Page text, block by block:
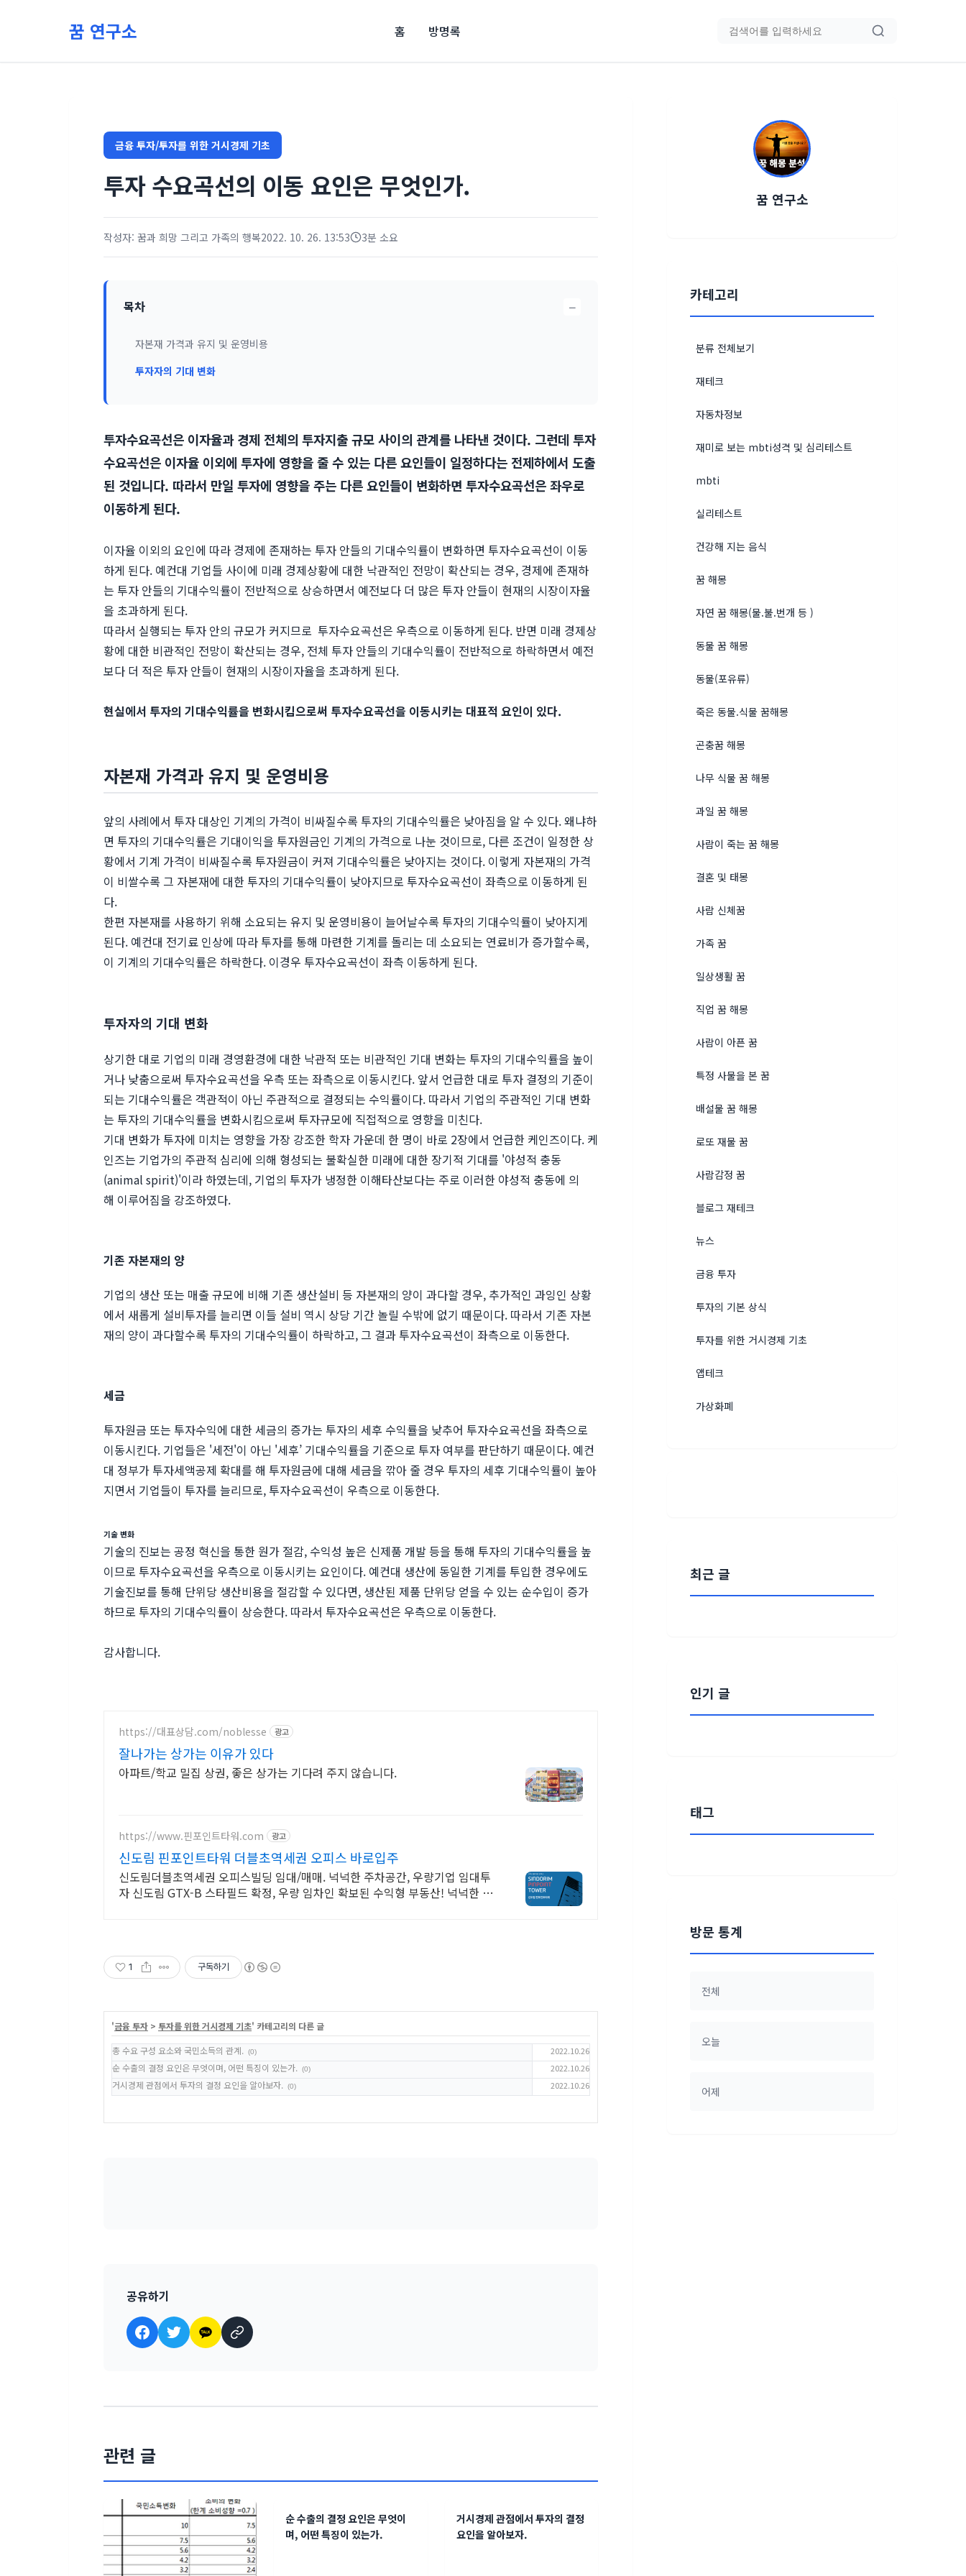
꿈 연구소 홈 방명록 블로그 검색
금융 투자/투자를 위한 거시경제 기초
투자 수요곡선의 이동 요인은 무엇인가.
작성자: 꿈과 희망 그리고 가족의 행복2022. 10. 26. 13:53 3분 소요
목차 −
자본재 가격과 유지 및 운영비용
투자자의 기대 변화
투자수요곡선은 이자율과 경제 전체의 투자지출 규모 사이의 관계를 나타낸 것이다. 그런데 투자
수요곡선은 이자율 이외에 투자에 영향을 줄 수 있는 다른 요인들이 일정하다는 전제하에서 도출
된 것입니다. 따라서 만일 투자에 영향을 주는 다른 요인들이 변화하면 투자수요곡선은 좌우로
이동하게 된다.
이자율 이외의 요인에 따라 경제에 존재하는 투자 안들의 기대수익률이 변화하면 투자수요곡선이 이동
하게 된다. 예컨대 기업들 사이에 미래 경제상황에 대한 낙관적인 전망이 확산되는 경우, 경제에 존재하
는 투자 안들의 기대수익률이 전반적으로 상승하면서 예전보다 더 많은 투자 안들이 현재의 시장이자율
을 초과하게 된다.
따라서 실행되는 투자 안의 규모가 커지므로 투자수요곡선은 우측으로 이동하게 된다. 반면 미래 경제상
황에 대한 비관적인 전망이 확산되는 경우, 전체 투자 안들의 기대수익률이 전반적으로 하락하면서 예전
보다 더 적은 투자 안들이 현재의 시장이자율을 초과하게 된다.
현실에서 투자의 기대수익률을 변화시킴으로써 투자수요곡선을 이동시키는 대표적 요인이 있다.
자본재 가격과 유지 및 운영비용
앞의 사례에서 투자 대상인 기계의 가격이 비싸질수록 투자의 기대수익률은 낮아짐을 알 수 있다. 왜냐하
면 투자의 기대수익률은 기대이익을 투자원금인 기계의 가격으로 나눈 것이므로, 다른 조건이 일정한 상
황에서 기계 가격이 비싸질수록 투자원금이 커져 기대수익률은 낮아지는 것이다. 이렇게 자본재의 가격
이 비쌀수록 그 자본재에 대한 투자의 기대수익률이 낮아지므로 투자수요곡선이 좌측으로 이동하게 된
다.
한편 자본재를 사용하기 위해 소요되는 유지 및 운영비용이 늘어날수록 투자의 기대수익률이 낮아지게
된다. 예컨대 전기료 인상에 따라 투자를 통해 마련한 기계를 돌리는 데 소요되는 연료비가 증가할수록,
이 기계의 기대수익률은 하락한다. 이경우 투자수요곡선이 좌측 이동하게 된다.
투자자의 기대 변화
상기한 대로 기업의 미래 경영환경에 대한 낙관적 또는 비관적인 기대 변화는 투자의 기대수익률을 높이
거나 낮춤으로써 투자수요곡선을 우측 또는 좌측으로 이동시킨다. 앞서 언급한 대로 투자 결정의 기준이
되는 기대수익률은 객관적이 아닌 주관적으로 결정되는 수익률이다. 따라서 기업의 주관적인 기대 변화
는 투자의 기대수익률을 변화시킴으로써 투자규모에 직접적으로 영향을 미친다.
기대 변화가 투자에 미치는 영향을 가장 강조한 학자 가운데 한 명이 바로 2장에서 언급한 케인즈이다. 케
인즈는 기업가의 주관적 심리에 의해 형성되는 불확실한 미래에 대한 장기적 기대를 '야성적 충동
(animal spirit)'이라 하였는데, 기업의 투자가 냉정한 이해타산보다는 주로 이러한 야성적 충동에 의
해 이루어짐을 강조하였다.
기존 자본재의 양
기업의 생산 또는 매출 규모에 비해 기존 생산설비 등 자본재의 양이 과다할 경우, 추가적인 과잉인 상황
에서 새롭게 설비투자를 늘리면 이들 설비 역시 상당 기간 놀릴 수밖에 없기 때문이다. 따라서 기존 자본
재의 양이 과다할수록 투자의 기대수익률이 하락하고, 그 결과 투자수요곡선이 좌측으로 이동한다.
세금
투자원금 또는 투자수익에 대한 세금의 증가는 투자의 세후 수익률을 낮추어 투자수요곡선을 좌측으로
이동시킨다. 기업들은 '세전'이 아닌 '세후’ 기대수익률을 기준으로 투자 여부를 판단하기 때문이다. 예컨
대 정부가 투자세액공제 확대를 해 투자원금에 대해 세금을 깎아 줄 경우 투자의 세후 기대수익률이 높아
지면서 기업들이 투자를 늘리므로, 투자수요곡선이 우측으로 이동한다.
기술 변화
기술의 진보는 공정 혁신을 통한 원가 절감, 수익성 높은 신제품 개발 등을 통해 투자의 기대수익률을 높
이므로 투자수요곡선을 우측으로 이동시키는 요인이다. 예컨대 생산에 동일한 기계를 투입한 경우에도
기술진보를 통해 단위당 생산비용을 절감할 수 있다면, 생산된 제품 단위당 얻을 수 있는 순수입이 증가
하므로 투자의 기대수익률이 상승한다. 따라서 투자수요곡선은 우측으로 이동한다.
감사합니다.
https://대표상담.com/noblesse 광고
잘나가는 상가는 이유가 있다
아파트/학교 밀집 상권, 좋은 상가는 기다려 주지 않습니다.
https://www.핀포인트타워.com 광고
신도림 핀포인트타워 더블초역세권 오피스 바로입주
신도림더블초역세권 오피스빌딩 임대/매매. 넉넉한 주차공간, 우량기업 임대투
자 신도림 GTX-B 스타필드 확정, 우량 임차인 확보된 수익형 부동산! 넉넉한 주
1 구독하기
'금융 투자 > 투자를 위한 거시경제 기초' 카테고리의 다른 글
총 수요 구성 요소와 국민소득의 관계.
(0) 2022.10.26
순 수출의 결정 요인은 무엇이며, 어떤 특징이 있는가. (0) 2022.10.26
거시경제 관점에서 투자의 결정 요인을 알아보자. (0) 2022.10.26
공유하기
관련 글
순 수출의 결정 요인은 무엇이
며, 어떤 특징이 있는가.
거시경제 관점에서 투자의 결정
요인을 알아보자.
꿈 연구소
카테고리
분류 전체보기
재테크
자동차정보
재미로 보는 mbti성격 및 심리테스트
mbti
실리테스트
건강해 지는 음식
꿈 해몽
자연 꿈 해몽(물.불.번개 등 )
동물 꿈 해몽
동물(포유류)
죽은 동물.식물 꿈해몽
곤충꿈 해몽
나무 식물 꿈 해몽
과일 꿈 해몽
사람이 죽는 꿈 해몽
결혼 및 태몽
사람 신체꿈
가족 꿈
일상생활 꿈
직업 꿈 해몽
사람이 아픈 꿈
특정 사물을 본 꿈
배설물 꿈 해몽
로또 재물 꿈
사람감정 꿈
블로그 재테크
뉴스
금융 투자
투자의 기본 상식
투자를 위한 거시경제 기초
앱테크
가상화폐
최근 글
인기 글
태그
방문 통계
전체
오늘
어제